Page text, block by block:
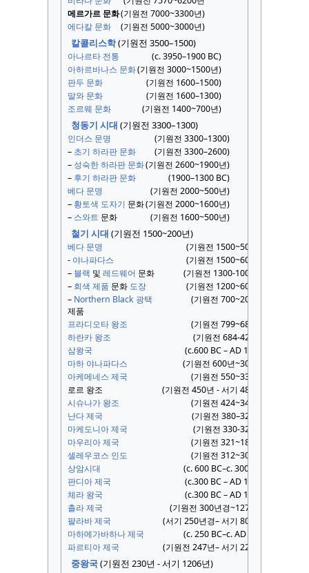
메르가르 문화(기원전 7000~3300년)
에다칼 문화
(기원전 5000~3000년)
칼콜리스학(기원전 3500–1500)
아나르타 전통
(c. 3950–1900 BC)
아하르바나스 문화(기원전 3000~1500년)
판두 문화
(기원전 1600–1500)
말와 문화
(기원전 1600–1300)
조르웨 문화
(기원전 1400~700년)
청동기 시대 (기원전 3300–1300)
인더스 문명
(기원전 3300–1300)
– 초기 하라판 문화
(기원전 3300–2600)
–성숙한 하라판 문화(기원전 2600~1900년)
– 후기 하라판 문화
(1900–1300 BC)
베다 문명
(기원전 2000~500년)
– 황토색 도자기 문화(기원전 2000~1600년)
– 스와트 문화 (기원전 1600~500년)
철기 시대 (기원전 1500~200년)
베다 문명
(기원전 1500~500년)
- 야나파다스
(기원전 1500~600년)
– 블랙 및레드웨어 문화
(기원전 1300-1000년)
– 회색 제품 문화 도장
(기원전 1200~600년)
– Northern Black 광택
제품
(기원전 700~200년)
프라디오타 왕조
(기원전 799~684년)
하란카 왕조
(기원전 684-424년)
삼왕국
(c.600 BC – AD 1600)
마하 야나파다스
(기원전 600년~300년)
아케메네스 제국
(기원전 550~330년)
로르 왕조
(기원전 450년 - 서기 489년)
시슈나가 왕조
(기원전 424~345년)
난다 제국
(기원전 380–321년)
마케도니아 제국
(기원전 330-323년)
마우리아 제국
(기원전 321~184년)
셀레우코스 인도
(기원전 312~303년)
상암시대
(c. 600 BC–c. 300 AD)
판디아 제국
(c.300 BC – AD 1345)
체라 왕국
(c.300 BC – AD 1102)
촐라 제국
(기원전 300년경~1279년)
팔라바 제국
(서기 250년경– 서기 800년)
마하메가바하나 제국
(c. 250 BC–c. AD 500)
파르티아 제국
(기원전 247년– 서기 224년)
중왕국(기원전 230년 - 서기 1206년)